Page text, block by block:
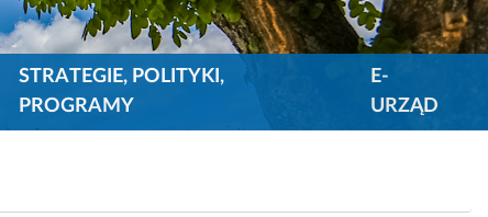
STRATEGIE, POLITYKI,
PROGRAMY
E-
URZĄD